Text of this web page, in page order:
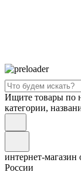
Ищите товары по
категории,
интернет-магазин
России